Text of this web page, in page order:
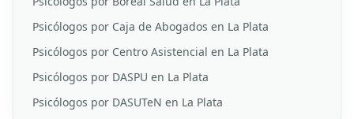
Psicólogos por Caja de Abogados en La Plata
Psicólogos por Centro Asistencial en La Plata
Psicólogos por DASPU en La Plata
Psicólogos por DASUTeN en La Plata